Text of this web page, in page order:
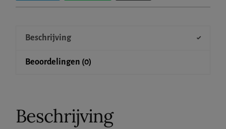
Beschrijving
Beoordelingen (0)
Beschrijving